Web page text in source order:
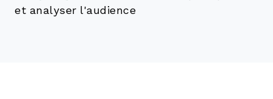
et analyser l'audience